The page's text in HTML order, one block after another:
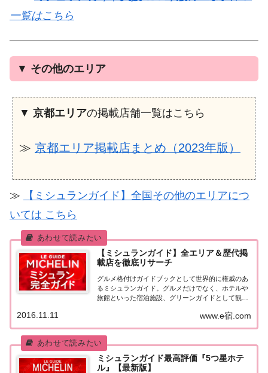
一覧はこちら
▼ その他のエリア
▼ 京都エリアの掲載店舗一覧はこちら
≫ 京都エリア掲載店まとめ（2023年版）
≫
【ミシュランガイド】全国その他のエリアにつ
いては こちら
【ミシュランガイド】全エリア＆歴代掲
載店を徹底リサーチ
グルメ格付けガイドブックとして世界的に権威のあ
るミシュランガイド。グルメだけでなく、ホテルや
旅館といった宿泊施設、グリーンガイドとして観光
本版としては、2007年11月20日に「ミシュランガイ
ド東京版2008」が発売されてからエリアを...
www.e宿.com
2016.11.11
ミシュランガイド最高評価『5つ星ホテ
ル』【最新版】